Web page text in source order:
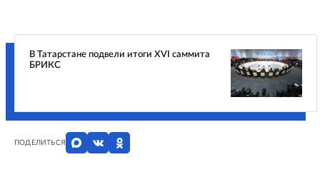
В Татарстане подвели итоги XVI саммита
БРИКС
ПОДЕЛИТЬСЯ